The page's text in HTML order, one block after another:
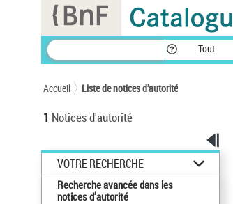
Tout
Accueil Liste de notices d’autorité
1 Notices d'autorité
VOTRE RECHERCHE
Recherche avancée dans les
notices d’autorité
Panneau de gestion des cookies